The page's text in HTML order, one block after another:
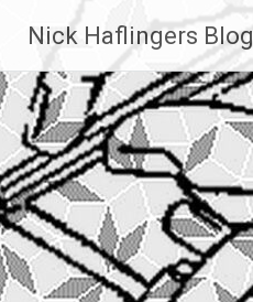
Inhalt
springen
Nick Haflingers Blog